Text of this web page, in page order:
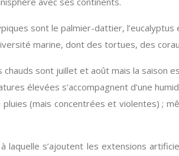
sont le palmier-dattier,
marine, dont des tortues, des
sont juillet et août mais la
élevées s’accompagnent d’une
(mais concentrées et violentes) ;
s’ajoutent les extensions